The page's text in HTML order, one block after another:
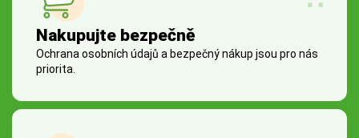
Nakupujte bezpečně
Ochrana osobních údajů a bezpečný nákup jsou pro nás
priorita.